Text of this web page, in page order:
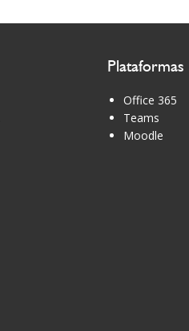
Plataformas
Office 365
Teams
Moodle